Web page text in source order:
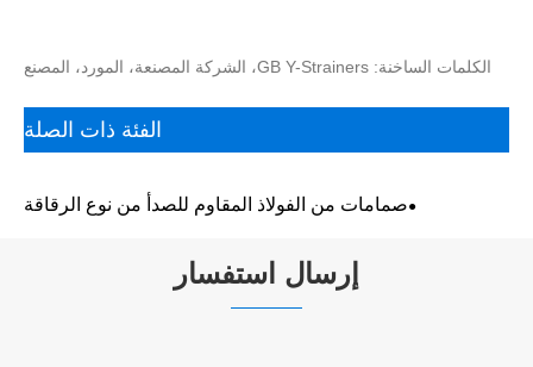
الكلمات الساخنة: GB Y-Strainers، الشركة المصنعة، المورد، المصنع
الفئة ذات الصلة
صمامات من الفولاذ المقاوم للصدأ من نوع الرقاقة
إرسال استفسار